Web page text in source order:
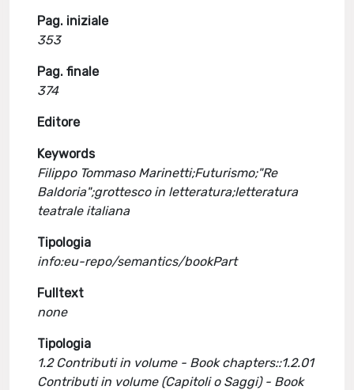
Pag. iniziale
353
Pag. finale
374
Editore
Keywords
Filippo Tommaso Marinetti;Futurismo;"Re
Baldoria";grottesco in letteratura;letteratura
teatrale italiana
Tipologia
info:eu-repo/semantics/bookPart
Fulltext
none
Tipologia
1.2 Contributi in volume - Book chapters::1.2.01
Contributi in volume (Capitoli o Saggi) - Book